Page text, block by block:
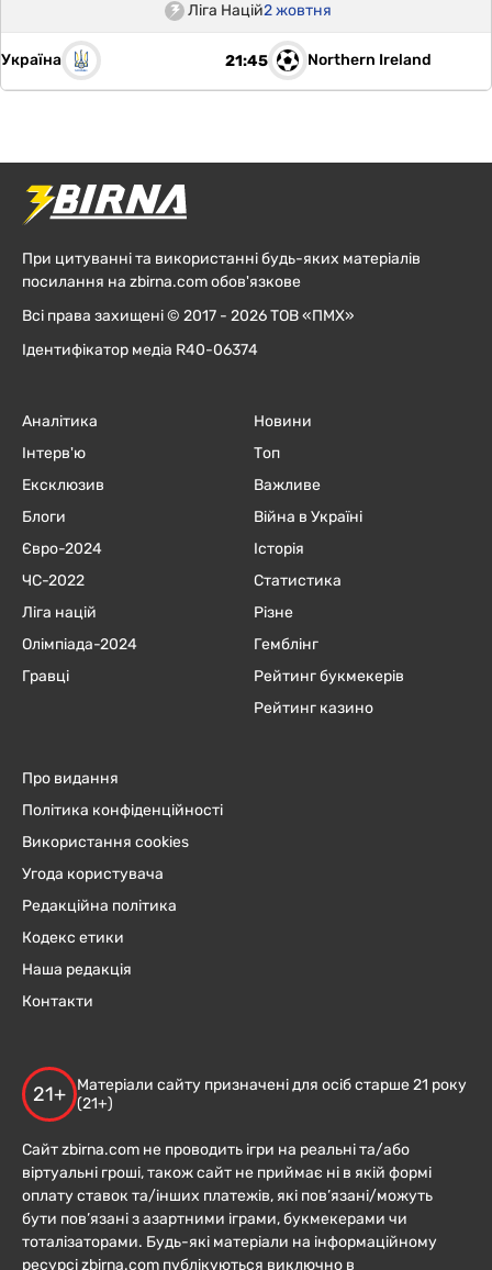
Ліга Націй2 жовтня
Україна 21:45 Northern Ireland
При цитуванні та використанні будь-яких матеріалів
посилання на zbirna.com обов'язкове
Всі права захищені © 2017 - 2026 ТОВ «ПМХ»
Ідентифікатор медіа R40-06374
Аналітика
Інтерв'ю
Ексклюзив
Блоги
Євро-2024
ЧC-2022
Ліга націй
Олімпіада-2024
Гравці
Новини
Топ
Важливе
Війна в Україні
Історія
Статистика
Різне
Гемблінг
Рейтинг букмекерів
Рейтинг казино
Про видання
Політика конфіденційності
Використання cookies
Угода користувача
Редакційна політика
Кодекс етики
Наша редакція
Контакти
21+
Матеріали сайту призначені для осіб старше 21 року
(21+)
Сайт zbirna.com не проводить ігри на реальні та/або
віртуальні гроші, також сайт не приймає ні в якій формі
оплату ставок та/інших платежів, які пов’язані/можуть
бути пов’язані з азартними іграми, букмекерами чи
тоталізаторами. Будь-які матеріали на інформаційному
ресурсі zbirna.com публікуються виключно в